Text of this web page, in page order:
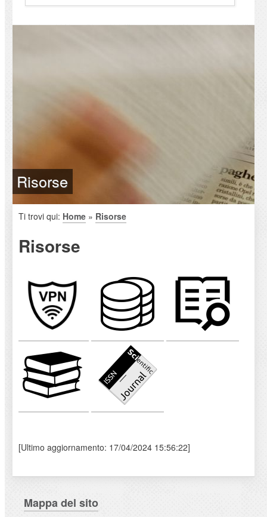
Risorse
Ti trovi qui: Home» Risorse
Risorse
[Ultimo aggiornamento: 17/04/2024 15:56:22]
Mappa del sito